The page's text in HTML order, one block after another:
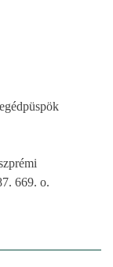
669. o.